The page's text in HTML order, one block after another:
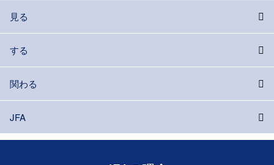
見る
する
関わる
JFA